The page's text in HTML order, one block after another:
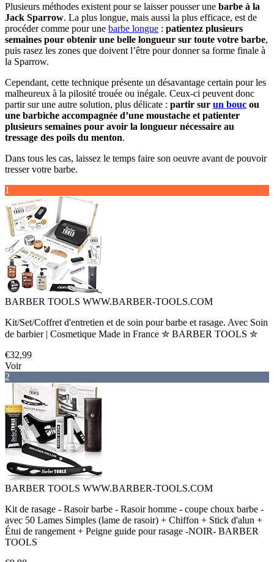
Plusieurs méthodes existent pour se laisser pousser une barbe à la
Jack Sparrow. La plus longue, mais aussi la plus efficace, est de
procéder comme pour une barbe longue : patientez plusieurs
semaines pour obtenir une belle longueur sur toute votre barbe,
puis rasez les zones que doivent l’être pour donner sa forme finale à
la Sparrow.
Cependant, cette technique présente un désavantage certain pour les
malheureux à la pilosité trouée ou inégale. Ceux-ci peuvent donc
partir sur une autre solution, plus délicate : partir sur un bouc ou
une barbiche accompagnée d’une moustache et patienter
plusieurs semaines pour avoir la longueur nécessaire au
tressage des poils du menton.
Dans tous les cas, laissez le temps faire son oeuvre avant de pouvoir
tresser votre barbe.
1
BARBER TOOLS WWW.BARBER-TOOLS.COM
Kit/Set/Coffret d'entretien et de soin pour barbe et rasage. Avec Soin
de barbier | Cosmetique Made in France ✮ BARBER TOOLS ✮
€32,99
Voir
2
BARBER TOOLS WWW.BARBER-TOOLS.COM
Kit de rasage - Rasoir barbe - Rasoir homme - coupe choux barbe -
avec 50 Lames Simples (lame de rasoir) + Chiffon + Stick d'alun +
Étui de rangement + Peigne guide pour rasage -NOIR- BARBER
TOOLS